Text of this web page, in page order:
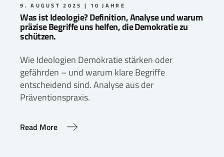
9. AUGUST 2025 10 JAHRE
Was ist Ideologie? Definition, Analyse und warum
präzise Begriffe uns helfen, die Demokratie zu
schützen.
Wie Ideologien Demokratie stärken oder
gefährden – und warum klare Begriffe
entscheidend sind. Analyse aus der
Präventionspraxis.
Read More